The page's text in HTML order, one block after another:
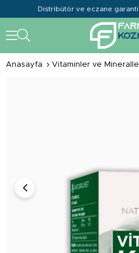
Distribütör ve eczane
Anasayfa Vitaminler ve